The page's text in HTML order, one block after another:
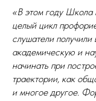
«В этом году
целый цикл
слушатели получили
академическую и
начинать при
траектории, как
и многое другое.